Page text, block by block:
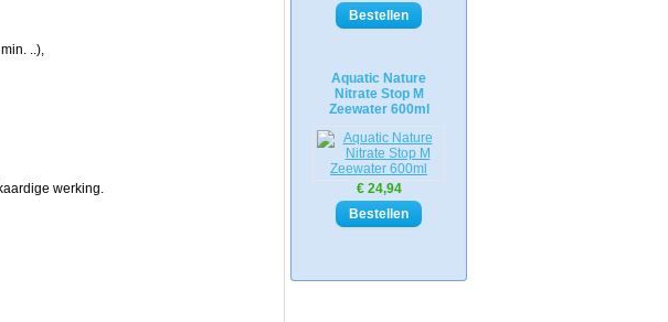
Aquatic Nature
Nitrate Stop M
Zeewater 600ml
€ 24,94
..),
werking.